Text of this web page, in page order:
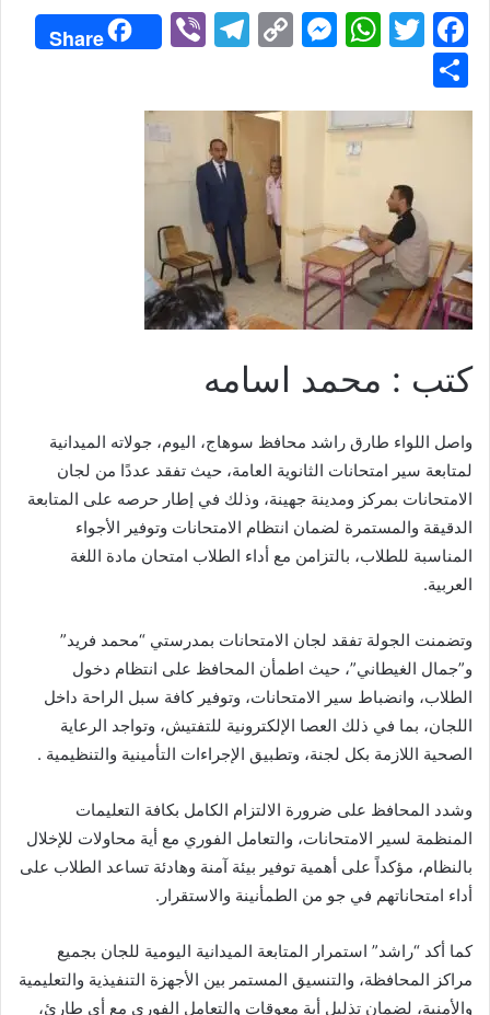
إلكترونيا
F
c
e
o
o
k
T
itt
er
W
at
s
p
M
s
e
n
g
er
C
p
y
Li
n
k
T
e
gr
a
m
Vi
b
er
Share
h
ar
كتب : محمد اسامه
واصل اللواء طارق راشد محافظ سوهاج، اليوم، جولاته الميدانية
لمتابعة سير امتحانات الثانوية العامة، حيث تفقد عددًا من لجان
الامتحانات بمركز ومدينة جهينة، وذلك في إطار حرصه على المتابعة
الدقيقة والمستمرة لضمان انتظام الامتحانات وتوفير الأجواء
المناسبة للطلاب، بالتزامن مع أداء الطلاب امتحان مادة اللغة
العربية.
وتضمنت الجولة تفقد لجان الامتحانات بمدرستي “محمد فريد”
و”جمال الغيطاني”، حيث اطمأن المحافظ على انتظام دخول
الطلاب، وانضباط سير الامتحانات، وتوفير كافة سبل الراحة داخل
اللجان، بما في ذلك العصا الإلكترونية للتفتيش، وتواجد الرعاية
الصحية اللازمة بكل لجنة، وتطبيق الإجراءات التأمينية والتنظيمية .
وشدد المحافظ على ضرورة الالتزام الكامل بكافة التعليمات
المنظمة لسير الامتحانات، والتعامل الفوري مع أية محاولات للإخلال
بالنظام، مؤكداً على أهمية توفير بيئة آمنة وهادئة تساعد الطلاب على
أداء امتحاناتهم في جو من الطمأنينة والاستقرار.
كما أكد “راشد” استمرار المتابعة الميدانية اليومية للجان بجميع
مراكز المحافظة، والتنسيق المستمر بين الأجهزة التنفيذية والتعليمية
والأمنية، لضمان تذليل أية معوقات والتعامل الفوري مع أي طارئ،